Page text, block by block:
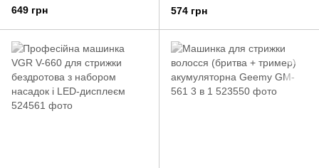
649 грн
акумуляторний з LED-
дисплеєм
574 грн